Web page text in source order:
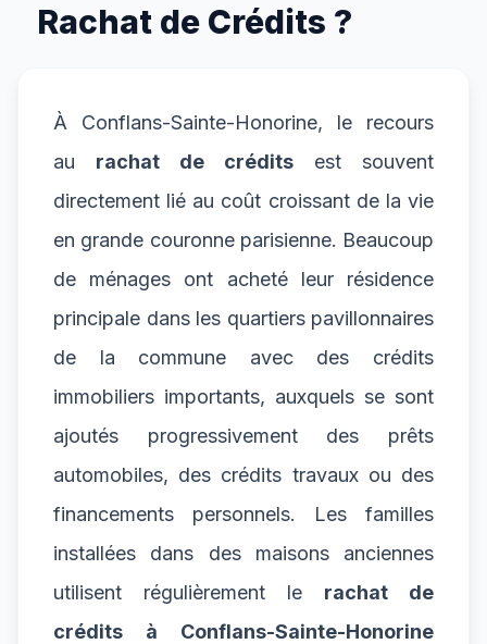
Rachat de Crédits ?
À Conflans-Sainte-Honorine, le recours
au rachat de crédits est souvent
directement lié au coût croissant de la vie
en grande couronne parisienne. Beaucoup
de ménages ont acheté leur résidence
principale dans les quartiers pavillonnaires
de la commune avec des crédits
immobiliers importants, auxquels se sont
ajoutés progressivement des prêts
automobiles, des crédits travaux ou des
financements personnels. Les familles
installées dans des maisons anciennes
utilisent régulièrement le rachat de
crédits à Conflans-Sainte-Honorine